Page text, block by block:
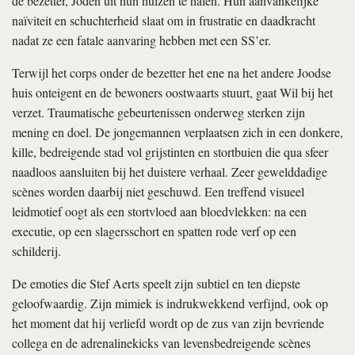
naïviteit en schuchterheid slaat om in frustratie en daadkracht
nadat ze een fatale aanvaring hebben met een SS’er.
Terwijl het corps onder de bezetter het ene na het andere Joodse
huis onteigent en de bewoners oostwaarts stuurt, gaat Wil bij het
verzet. Traumatische gebeurtenissen onderweg sterken zijn
mening en doel. De jongemannen verplaatsen zich in een donkere,
kille, bedreigende stad vol grijstinten en stortbuien die qua sfeer
naadloos aansluiten bij het duistere verhaal. Zeer gewelddadige
scènes worden daarbij niet geschuwd. Een treffend visueel
leidmotief oogt als een stortvloed aan bloedvlekken: na een
executie, op een slagersschort en spatten rode verf op een
schilderij.
De emoties die Stef Aerts speelt zijn subtiel en ten diepste
geloofwaardig. Zijn mimiek is indrukwekkend verfijnd, ook op
het moment dat hij verliefd wordt op de zus van zijn bevriende
collega en de adrenalinekicks van levensbedreigende scènes